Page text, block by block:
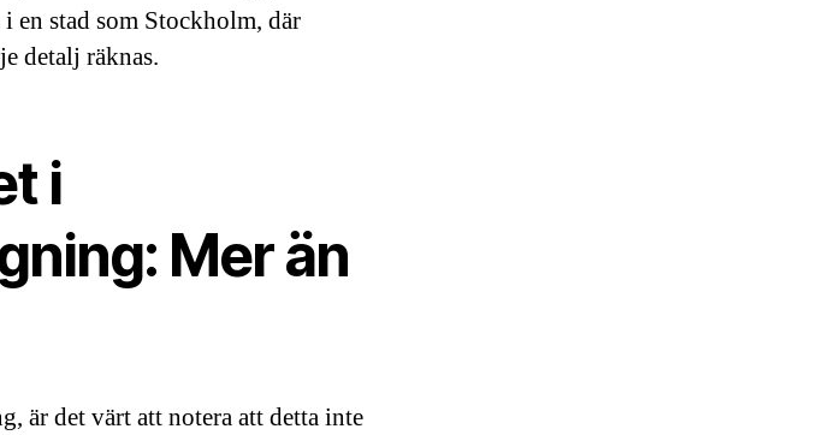
stad som Stockholm, där
detalj räknas.
i
Mer än
är det värt att notera att detta inte